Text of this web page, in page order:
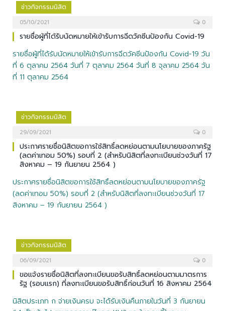
ข่าวกิจกรรมนิสิต
05/10/2021 0
รายชื่อผู้ที่ได้รับนัดหมายให้เข้ารับการฉีดวัคซีนป้องกัน Covid-19
รายชื่อผู้ที่ได้รับนัดหมายให้เข้ารับการฉีดวัคซีนป้องกัน Covid-19 วัน
ที่ 6 ตุลาคม 2564 วันที่ 7 ตุลาคม 2564 วันที่ 8 จุลาคม 2564 วัน
ที่ 11 ตุลาคม 2564
ข่าวกิจกรรมนิสิต
29/09/2021 0
ประกาศรายชื่อนิสิตขอการใช้สิทธิ์ลดหย่อนตามนโยบายของภาครัฐ
(ลดค่าเทอม 50%) รอบที่ 2 (สำหรับนิสิตที่ลงทะเบียนช่วงวันที่ 17
สิงหาคม – 19 กันยายน 2564 )
ประกาศรายชื่อนิสิตขอการใช้สิทธิ์ลดหย่อนตามนโยบายของภาครัฐ
(ลดค่าเทอม 50%) รอบที่ 2 (สำหรับนิสิตที่ลงทะเบียนช่วงวันที่ 17
สิงหาคม – 19 กันยายน 2564 )
ข่าวกิจกรรมนิสิต
06/09/2021 0
ขอแจ้งรายชื่อนิสิตที่ลงทะเบียนขอรับสิทธิ์ลดหย่อนตามมาตรการ
รัฐ (รอบแรก) ที่ลงทะเบียนขอรับสิทธิ์ก่อนวันที่ 16 สิงหาคม 2564
นิสิตประเภท ก จ่ายเงินครบ จะได้รับเงินคืนภายในวันที่ 3 กันยายน